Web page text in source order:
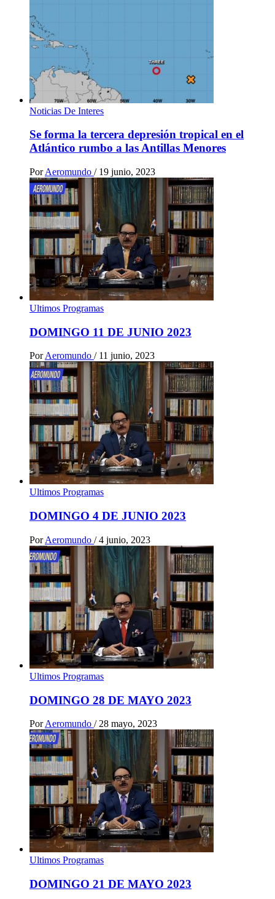
Noticias De Interes
Se forma la tercera depresión tropical en el
Atlántico rumbo a las Antillas Menores
Por Aeromundo / 19 junio, 2023
Ultimos Programas
DOMINGO 11 DE JUNIO 2023
PorAeromundo / 11 junio, 2023
Ultimos Programas
DOMINGO 4 DE JUNIO 2023
Por Aeromundo / 4 junio, 2023
Ultimos Programas
DOMINGO 28 DE MAYO 2023
Por Aeromundo / 28 mayo, 2023
Ultimos Programas
DOMINGO 21 DE MAYO 2023